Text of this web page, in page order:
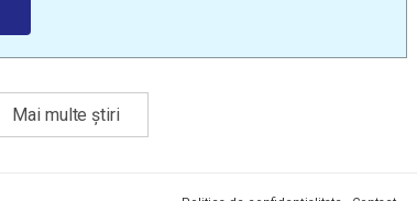
Mai multe știri